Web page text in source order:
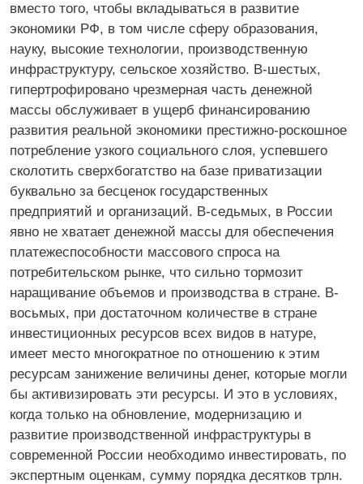
вместо того, чтобы вкладываться в развитие
экономики РФ, в том числе сферу образования,
науку, высокие технологии, производственную
инфраструктуру, сельское хозяйство. В-шестых,
гипертрофировано чрезмерная часть денежной
массы обслуживает в ущерб финансированию
развития реальной экономики престижно-роскошное
потребление узкого социального слоя, успевшего
сколотить сверхбогатство на базе приватизации
буквально за бесценок государственных
предприятий и организаций. В-седьмых, в России
явно не хватает денежной массы для обеспечения
платежеспособности массового спроса на
потребительском рынке, что сильно тормозит
наращивание объемов и производства в стране. В-
восьмых, при достаточном количестве в стране
инвестиционных ресурсов всех видов в натуре,
имеет место многократное по отношению к этим
ресурсам занижение величины денег, которые могли
бы активизировать эти ресурсы. И это в условиях,
когда только на обновление, модернизацию и
развитие производственной инфраструктуры в
современной России необходимо инвестировать, по
экспертным оценкам, сумму порядка десятков трлн.